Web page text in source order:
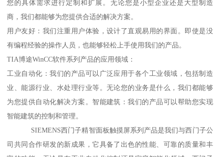
您的具体需求进行定制和扩展。无论您是小型企业还是大型制造
商，我们都能够为您提供合适的解决方案。
用户友好：我们注重用户体验，设计了直观易用的界面。即使是没
有编程经验的操作人员，也能够轻松上手使用我们的产品。
TIA博途WinCC软件系列产品的应用领域：
工业自动化：我们的产品可以广泛应用于各个工业领域，包括制造
业、能源行业、水处理行业等。无论您的业务是什么，我们都能够
为您提供自动化解决方案。智能建筑：我们的产品可以帮助您实现
智能建筑的控制和管理。
SIEMENS西门子精智面板触摸屏系列产品是我们与西门子公
司共同合作研发的新成果，它具备了出色的性能、可靠的质量和丰